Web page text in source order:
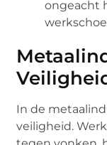
ongeacht
In de
veiligheid.